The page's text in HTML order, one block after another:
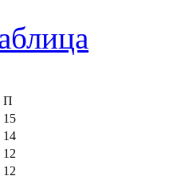
П
15
14
12
12